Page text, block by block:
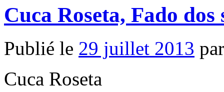
Cuca Roseta, Fado dos
Publié le 29 juillet 2013 par
Cuca Roseta